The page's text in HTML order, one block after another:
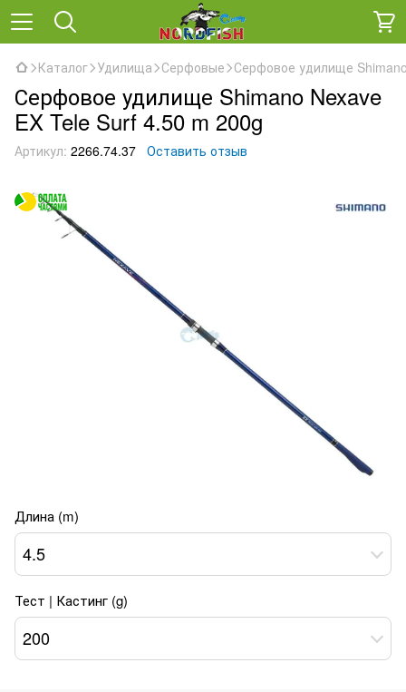
Каталог Удилища Серфовые Серфовое удилище
Серфовое удилище Shimano Nexave
EX Tele Surf 4.50 m 200g
Артикул: 2266.74.37 Оставить отзыв
Длина (m)
4.5
Тест | Кастинг (g)
200